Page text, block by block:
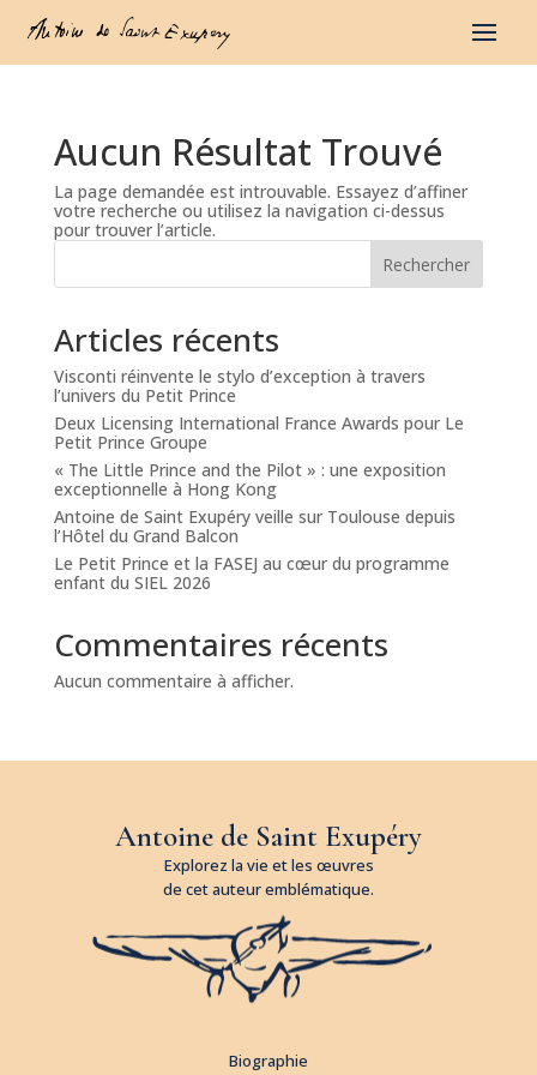
Aucun Résultat Trouvé
La page demandée est introuvable. Essayez d’affiner
votre recherche ou utilisez la navigation ci-dessus
pour trouver l’article.
Rechercher
Articles récents
Visconti réinvente le stylo d’exception à travers
l’univers du Petit Prince
Deux Licensing International France Awards pour Le
Petit Prince Groupe
« The Little Prince and the Pilot » : une exposition
exceptionnelle à Hong Kong
Antoine de Saint Exupéry veille sur Toulouse depuis
l’Hôtel du Grand Balcon
Le Petit Prince et la FASEJ au cœur du programme
enfant du SIEL 2026
Commentaires récents
Aucun commentaire à afficher.
Antoine de Saint Exupéry
Explorez la vie et les œuvres
de cet auteur emblématique.
Biographie